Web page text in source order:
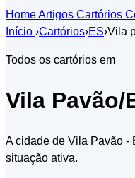
HomeArtigos Cartórios
Início ›Cartórios›ES›Vila
Todos os cartórios em
Vila Pavão/
A cidade de Vila Pavão -
situação ativa.